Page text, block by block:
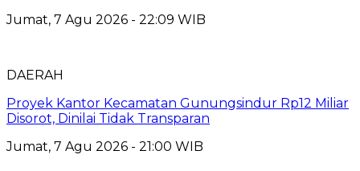
Jumat, 7 Agu 2026 - 22:09 WIB
DAERAH
Proyek Kantor Kecamatan Gunungsindur Rp12 Miliar
Disorot, Dinilai Tidak Transparan
Jumat, 7 Agu 2026 - 21:00 WIB